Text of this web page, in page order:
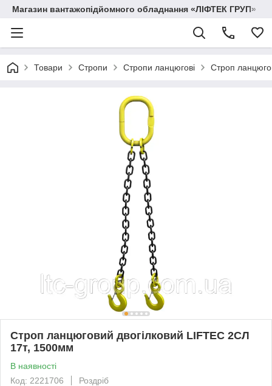
Магазин вантажопідйомного обладнання «ЛІФТЕК ГРУП»
Товари Стропи Стропи ланцюгові Строп
Строп ланцюговий двогілковий LIFTEC 2СЛ
17т, 1500мм
В наявності
Код: 2221706
Роздріб